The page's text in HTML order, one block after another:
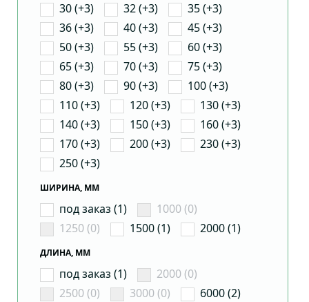
30 (+3)
32 (+3)
35 (+3)
36 (+3)
40 (+3)
45 (+3)
50 (+3)
55 (+3)
60 (+3)
65 (+3)
70 (+3)
75 (+3)
80 (+3)
90 (+3)
100 (+3)
110 (+3)
120 (+3)
130 (+3)
140 (+3)
150 (+3)
160 (+3)
170 (+3)
200 (+3)
230 (+3)
250 (+3)
ШИРИНА, ММ
под заказ (1)
1000 (0)
1250 (0)
1500 (1) 2000 (1)
ДЛИНА, ММ
под заказ (1)
2000 (0)
2500 (0)
3000 (0) 6000 (2)